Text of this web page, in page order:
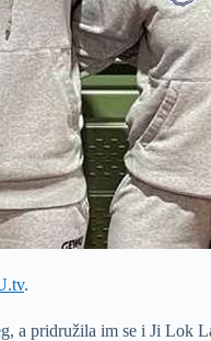
.
a pridružila im se i Ji Lok